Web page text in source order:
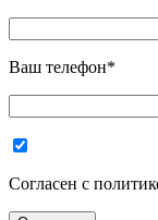
Ваш телефон*
Согласен с